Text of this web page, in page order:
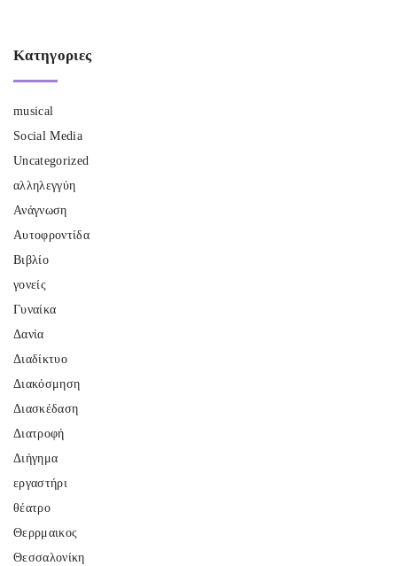
Κατηγοριες
musical
Social Media
Uncategorized
αλληλεγγύη
Ανάγνωση
Αυτοφροντίδα
Βιβλίο
γονείς
Γυναίκα
Δανία
Διαδίκτυο
Διακόσμηση
Διασκέδαση
Διατροφή
Διήγημα
εργαστήρι
θέατρο
Θερρμαικος
Θεσσαλονίκη